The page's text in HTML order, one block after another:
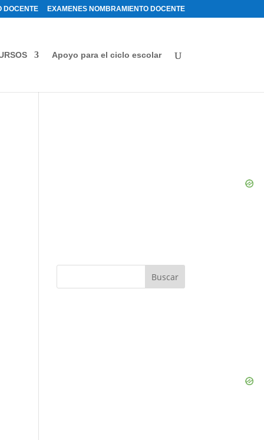
DOCENTE EXAMENES NOMBRAMIENTO DOCENTE
Apoyo para el ciclo escolar